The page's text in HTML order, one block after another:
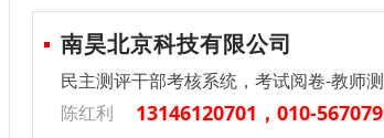
南昊北京科技有限公司
民主测评干部考核系统，考试阅卷-教师
陈红利
13146120701，010-